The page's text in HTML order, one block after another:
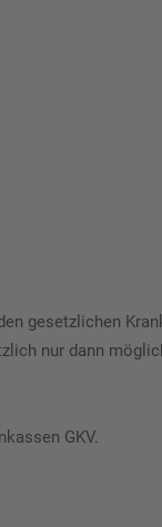
gesetzlichen
nur dann
GKV.